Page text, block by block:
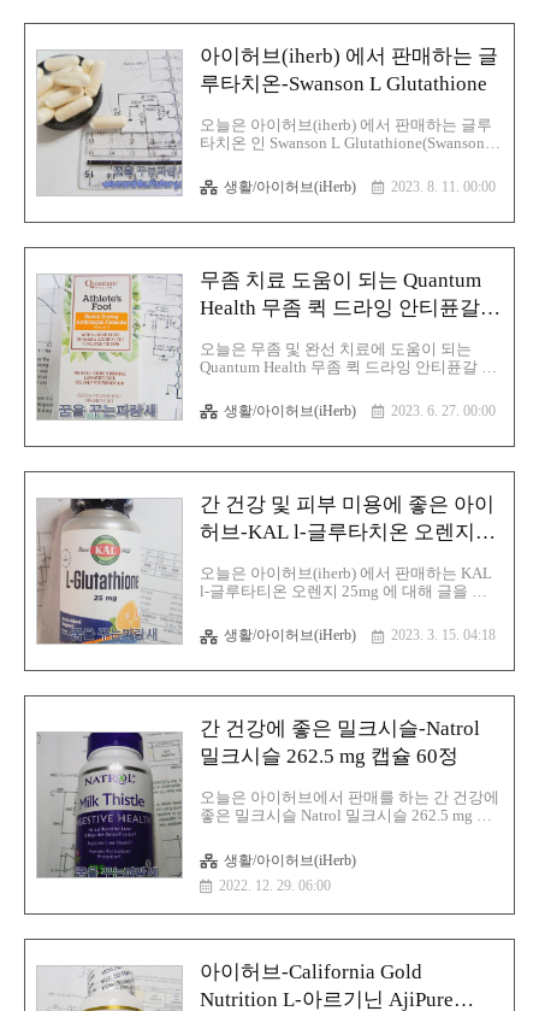
모는 발효과정 중 생긴 유기물로서 자연발효
의 핵심 성분인 발효군과 더불어서 효소와
함께 결합하여 박테이라와 곰팡이를 차단하
고 우리 몸에 좋은 유기산물을 만들어주는
역할을 하고 있습니다. 사과초모식초의 효능
사과초모식초, 애플사이다비니거의 효능은
모두 다이어트에 도움이 되는 효과 실제 비
만 환자를 대상으로 실험한 결과 사과초모식
지방의 감소를 도움을 줄 수 있다..
아이허브(iherb) 에서 판매하는 글
루타치온-Swanson L Glutathione
오늘은 아이허브(iherb) 에서 판매하는 글루
타치온 인 Swanson L Glutathione(Swanson l-
적어 보겠습니다. 먼저 글루타티온
(glutathione)은 우리 몸에서 생산하는 가장
소하므로 글루타티온의 보충이 중요하며 간
기능 반드시 쓰이며 장벽 세포에 들어가 손
상된 장벽 세포를 복구해 장점막을 정상화시
키므로 대장 건강에도 도움을 주고 있습니
다. Glutathione(글루타티온)이 부족하며 부
족하면 세포는 산화되어 적혈구 세포벽이 잘
깨져서 용혈성 빈혈이 되게 되며 면역이 약
해지며 간의 해독과정에 필요하면 과음이나
생활/아이허브(iHerb) 2023. 8. 11. 00:00
무좀 치료 도움이 되는 Quantum
Health 무좀 퀵 드라잉 안티퓬갈
오늘은 무좀 및 완선 치료에 도움이 되는
Quantum Health 무좀 퀵 드라잉 안티퓬갈 포
drying antifungal formula)에 대해 글을 적어
보겠습니다.일단 무좀이라는 것은 무좀, 백
Trichophyton rubrum에 의한 감염이 가장 많
다고 합니다. 해당 곰팡이인 피부사상균(皮
膚絲狀菌)은 피부 각질을 녹일 수 있는 효소
가 있 피부 각질층, 머리카락, 손톱, 발톱에도
침범하여 그 각질의 영양분으로 유지되는 곰
팡이이며 그리고 머리카락에 생기면 두부백
선 그리고 발가락 사이의 피부가 벗겨지고
각질이 생기며 가려운 증상이 있으며 무좀이
생활/아이허브(iHerb) 2023. 6. 27. 00:00
간 건강 및 피부 미용에 좋은 아이
허브-KAL l-글루타치온 오렌지
오늘은 아이허브(iherb) 에서 판매하는 KAL
l-글루타티온 오렌지 25mg 에 대해 글을 적
(glutathione)은 우리 몸에서 생산하는 가장
중요한 항산화제이며 주로 간에서 합성되나
기능 반드시 쓰이며 장벽 세포에 들어가 손
상된 장벽 세포를 복구해 장점막을 정상화시
키므로 대장 건강에도 도움을 주고 있습니
다. Glutathione(글루타티온)이 부족하며 부
족하면 세포는 산화되어 적혈구 세포벽이 잘
깨져서 용혈성 빈혈이 되게 되며 면역이 약
해지며 간의 해독과정에 필요하면 과음이나
간경화, 간질환, 간염 등이 있을 때는 간에
티온에는 L-..
생활/아이허브(iHerb) 2023. 3. 15. 04:18
간 건강에 좋은 밀크시슬-Natrol
밀크시슬 262.5 mg 캡슐 60정
오늘은 아이허브에서 판매를 하는 간 건강에
좋은 밀크시슬 Natrol 밀크시슬 262.5 mg 캡
시슬, 카르두스마리아누스, 서양엉겅퀴, 실
리마린(silymarin), 실리빈(silybin)이라는것
은 카르두스마리아누스와 서양엉겅퀴, 밀크
화합물을 말하고 있습니다. 실리마린의 간에
대해 좋은 작용을 하는 것은 플라보노이드의
항산화 작용 도와주는 것이며 실리마린은 활
성산소를 제거하여 간세포에 대한 보호와 해
생활/아이허브(iHerb)
2022. 12. 29. 06:00
아이허브-California Gold
Nutrition L-아르기닌 AjiPure